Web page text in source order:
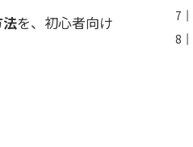
を、初心者向け